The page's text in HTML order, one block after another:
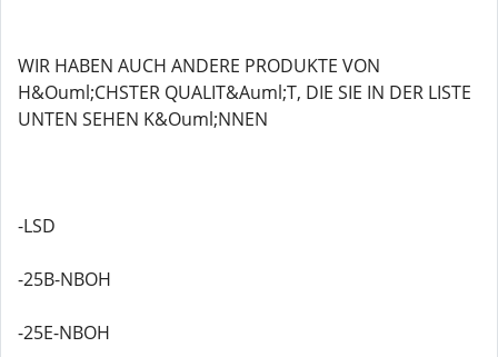
WIR HABEN AUCH ANDERE PRODUKTE VON
H&Ouml;CHSTER QUALIT&Auml;T, DIE SIE IN DER LISTE
UNTEN SEHEN K&Ouml;NNEN
-LSD
-25B-NBOH
-25E-NBOH